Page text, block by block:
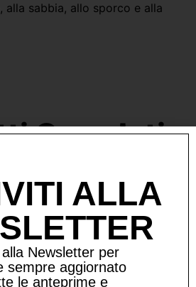
alla sabbia, allo sporco e alla
Correlati
ALLA
Newsletter per
sempre aggiornato
le anteprime e